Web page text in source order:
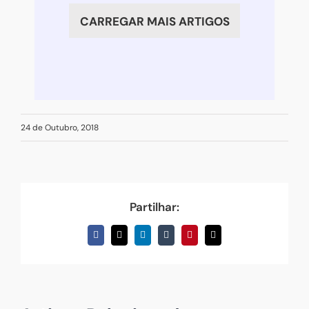
CARREGAR MAIS ARTIGOS
24 de Outubro, 2018
Partilhar:
Facebook
X LinkedInTumblrPinterestEmail
(necessário